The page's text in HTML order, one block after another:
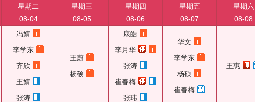
星期二
08-04
星期三
08-05
星期四
08-06
星期五
08-07
星期六
08-08
冯婧
李学东
齐欣
王婧
张涛
王蔚
杨硕
康皓
李月华
张涛
崔春梅
张玮
华文
李学东
杨硕
崔春梅
王惠